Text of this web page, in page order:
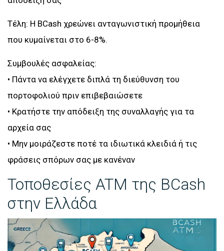
Τέλη: Η BCash χρεώνει ανταγωνιστική προμήθεια
που κυμαίνεται στο 6-8%.
Συμβουλές ασφαλείας:
• Πάντα να ελέγχετε διπλά τη διεύθυνση του
πορτοφολιού πριν επιβεβαιώσετε
• Κρατήστε την απόδειξη της συναλλαγής για τα
αρχεία σας
• Μην μοιράζεστε ποτέ τα ιδιωτικά κλειδιά ή τις
φράσεις σπόρων σας με κανέναν
Τοποθεσίες ATM της BCash
στην Ελλάδα